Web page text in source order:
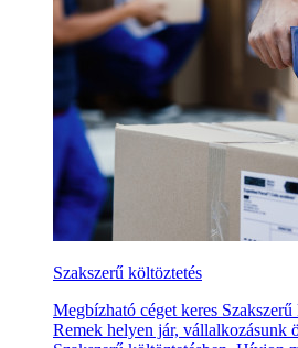
Szakszerű költöztetés
Megbízható céget keres
Remek helyen jár, vállalkozásunk